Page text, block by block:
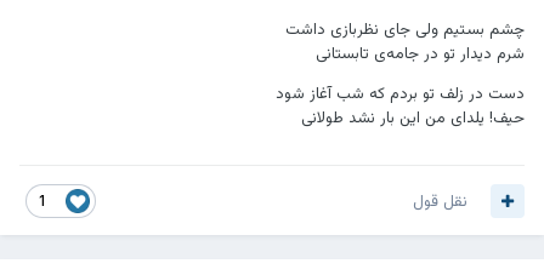
چشم بستیم ولی جای نظربازی داشت
شرم دیدار تو در جامه‌ی تابستانی
دست در زلف تو بردم که شب آغاز شود
حیف! یلدای من این بار نشد طولانی
نقل قول